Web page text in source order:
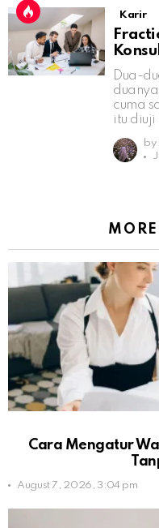
Karir
Dua-
cuma
itu
by
Cara Mengatur
August 7, 2026, 3:04 pm